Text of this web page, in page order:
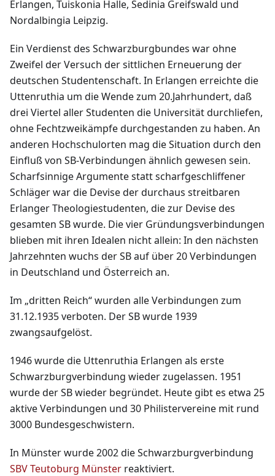
Erlangen, Tuiskonia Halle, Sedinia Greifswald und
Nordalbingia Leipzig.
Ein Verdienst des Schwarzburgbundes war ohne
Zweifel der Versuch der sittlichen Erneuerung der
deutschen Studentenschaft. In Erlangen erreichte die
Uttenruthia um die Wende zum 20.Jahrhundert, daß
drei Viertel aller Studenten die Universität durchliefen,
ohne Fechtzweikämpfe durchgestanden zu haben. An
anderen Hochschulorten mag die Situation durch den
Einfluß von SB-Verbindungen ähnlich gewesen sein.
Scharfsinnige Argumente statt scharfgeschliffener
Schläger war die Devise der durchaus streitbaren
Erlanger Theologiestudenten, die zur Devise des
gesamten SB wurde. Die vier Gründungsverbindungen
blieben mit ihren Idealen nicht allein: In den nächsten
Jahrzehnten wuchs der SB auf über 20 Verbindungen
in Deutschland und Österreich an.
Im „dritten Reich“ wurden alle Verbindungen zum
31.12.1935 verboten. Der SB wurde 1939
zwangsaufgelöst.
1946 wurde die Uttenruthia Erlangen als erste
Schwarzburgverbindung wieder zugelassen. 1951
wurde der SB wieder begründet. Heute gibt es etwa 25
aktive Verbindungen und 30 Philistervereine mit rund
3000 Bundesgeschwistern.
In Münster wurde 2002 die Schwarzburgverbindung
SBV Teutoburg Münster reaktiviert.